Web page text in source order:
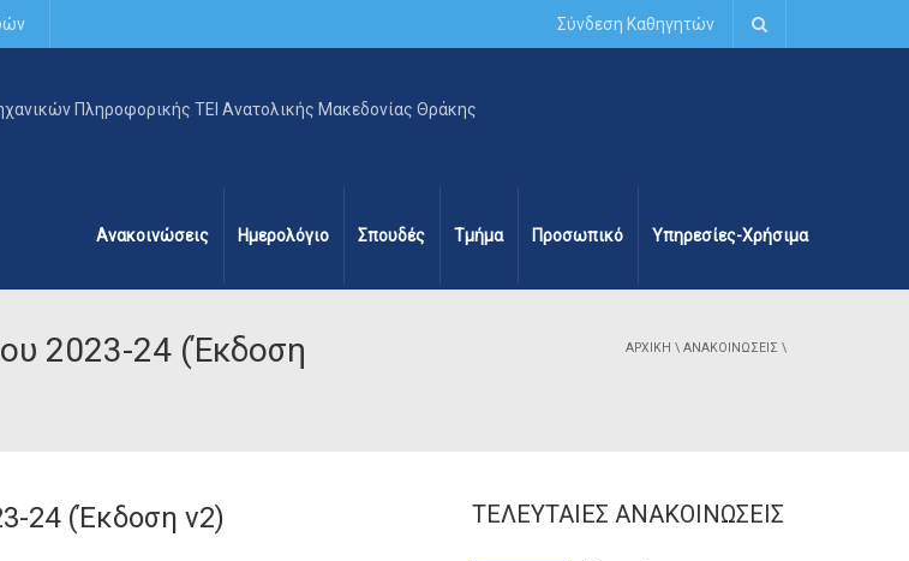
Σύνδεση Καθηγητών
Ανακοινώσεις Ημερολόγιο Σπουδές Τμήμα Προσωπικό Υπηρεσίες-Χρήσιμα
2023-24 (Έκδοση
ΑΡΧΙΚΉ \ ΑΝΑΚΟΙΝΏΣΕΙΣ \
24 (Έκδοση v2) ΤΕΛΕΥΤΑΊΕΣ ΑΝΑΚΟΙΝΏΣΕΙΣ